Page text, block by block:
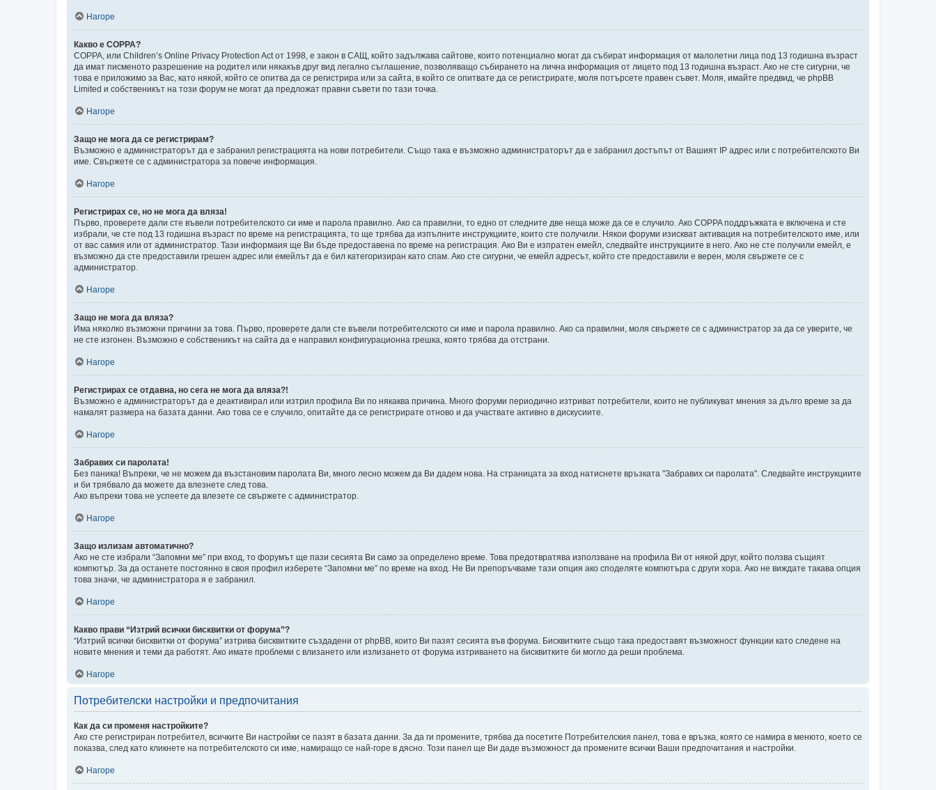
Нагоре
Какво е COPPA?
COPPA, или Children’s Online Privacy Protection Act от 1998, е закон в САЩ, който задължава сайтове, които потенциално могат да събират информация от малолетни лица под 13 годишна възраст
да имат писменото разрешение на родител или някакъв друг вид легално съглашение, позволяващо събирането на лична информация от лицето под 13 годишна възраст. Ако не сте сигурни, че
това е приложимо за Вас, като някой, който се опитва да се регистрира или за сайта, в който се опитвате да се регистрирате, моля потърсете правен съвет. Моля, имайте предвид, че phpBB
Limited и собственикът на този форум не могат да предложат правни съвети по тази точка.
Нагоре
Защо не мога да се регистрирам?
Възможно е администраторът да е забранил регистрацията на нови потребители. Също така е възможно администраторът да е забранил достъпът от Вашият IP адрес или с потребителското Ви
име. Свържете се с администратора за повече информация.
Нагоре
Регистрирах се, но не мога да вляза!
Първо, проверете дали сте въвели потребителското си име и парола правилно. Ако са правилни, то едно от следните две неща може да се е случило. Ако COPPA поддръжката е включена и сте
избрали, че сте под 13 годишна възраст по време на регистрацията, то ще трябва да изпълните инструкциите, които сте получили. Някои форуми изискват активация на потребителското име, или
от вас самия или от администратор. Тази информаия ще Ви бъде предоставена по време на регистрация. Ако Ви е изпратен емейл, следвайте инструкциите в него. Ако не сте получили емейл, е
възможно да сте предоставили грешен адрес или емейлът да е бил категоризиран като спам. Ако сте сигурни, че емейл адресът, който сте предоставили е верен, моля свържете се с
администратор.
Нагоре
Защо не мога да вляза?
Има няколко възможни причини за това. Първо, проверете дали сте въвели потребителското си име и парола правилно. Ако са правилни, моля свържете се с администратор за да се уверите, че
не сте изгонен. Възможно е собственикът на сайта да е направил конфигурационна грешка, която трябва да отстрани.
Нагоре
Регистрирах се отдавна, но сега не мога да вляза?!
Възможно е администраторът да е деактивирал или изтрил профила Ви по някаква причина. Много форуми периодично изтриват потребители, които не публикуват мнения за дълго време за да
намалят размера на базата данни. Ако това се е случило, опитайте да се регистрирате отново и да участвате активно в дискусиите.
Нагоре
Забравих си паролата!
Без паника! Въпреки, че не можем да възстановим паролата Ви, много лесно можем да Ви дадем нова. На страницата за вход натиснете връзката "Забравих си паролата". Следвайте инструкциите
и би трябвало да можете да влезнете след това.
Ако въпреки това не успеете да влезете се свържете с администратор.
Нагоре
Защо излизам автоматично?
Ако не сте избрали “Запомни ме” при вход, то форумът ще пази сесията Ви само за определено време. Това предотвратява използване на профила Ви от някой друг, който ползва същият
компютър. За да останете постоянно в своя профил изберете “Запомни ме” по време на вход. Не Ви препоръчваме тази опция ако споделяте компютъра с други хора. Ако не виждате такава опция
това значи, че администратора я е забранил.
Нагоре
Какво прави “Изтрий всички бисквитки от форума”?
“Изтрий всички бисквитки от форума” изтрива бисквитките създадени от phpBB, които Ви пазят сесията във форума. Бисквитките също така предоставят възможност функции като следене на
новите мнения и теми да работят. Ако имате проблеми с влизането или излизането от форума изтриването на бисквитките би могло да реши проблема.
Нагоре
Потребителски настройки и предпочитания
Как да си променя настройките?
Ако сте регистриран потребител, всичките Ви настройки се пазят в базата данни. За да ги промените, трябва да посетите Потребителския панел, това е връзка, която се намира в менюто, което се
показва, след като кликнете на потребителското си име, намиращо се най-горе в дясно. Този панел ще Ви даде възможност да промените всички Ваши предпочитания и настройки.
Нагоре